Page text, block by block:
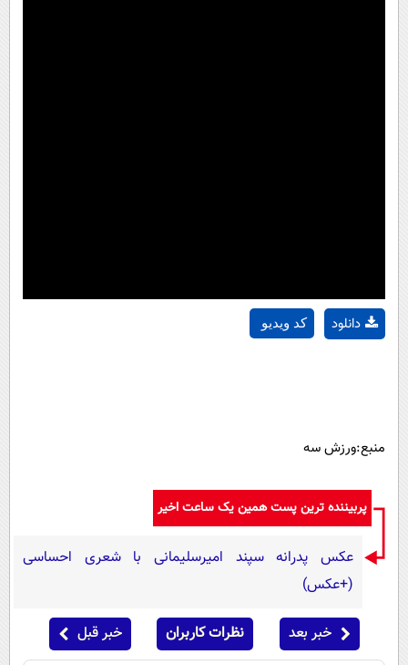
کد ویدیو دانلود
منبع:ورزش سه
پربیننده ترین پست همین یک ساعت اخیر
عکس پدرانه سپند امیرسلیمانی با شعری احساسی
(+عکس)
خبر بعد نظرات کاربران خبر قبل